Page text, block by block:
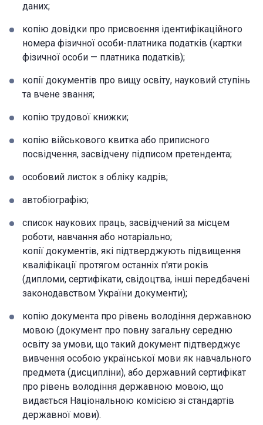
даних;
копію довідки про присвоєння ідентифікаційного
номера фізичної особи-платника податків (картки
фізичної особи — платника податків);
копії документів про вищу освіту, науковий ступінь
та вчене звання;
копію трудової книжки;
копію військового квитка або приписного
посвідчення, засвідчену підписом претендента;
особовий листок з обліку кадрів;
автобіографію;
список наукових праць, засвідчений за місцем
роботи, навчання або нотаріально;
копії документів, які підтверджують підвищення
кваліфікації протягом останніх п'яти років
(дипломи, сертифікати, свідоцтва, інші передбачені
законодавством України документи);
копію документа про рівень володіння державною
мовою (документ про повну загальну середню
освіту за умови, що такий документ підтверджує
вивчення особою української мови як навчального
предмета (дисципліни), або державний сертифікат
про рівень володіння державною мовою, що
видається Національною комісією зі стандартів
державної мови).